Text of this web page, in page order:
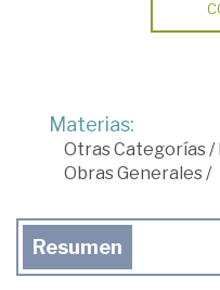
Materias:
Otras Categorías/
Obras Generales/
Resumen